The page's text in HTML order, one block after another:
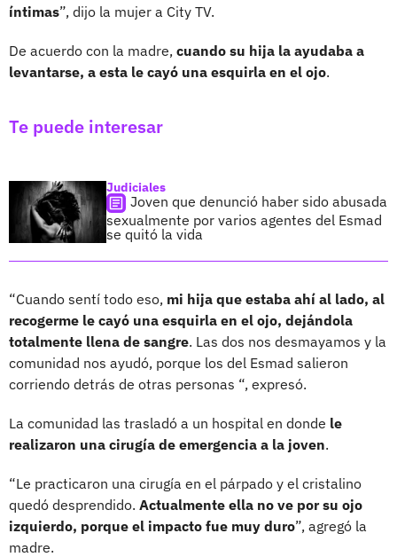
íntimas”, dijo la mujer a City TV.
De acuerdo con la madre, cuando su hija la ayudaba a
levantarse, a esta le cayó una esquirla en el ojo.
Te puede interesar
Judiciales
Joven que denunció haber sido abusada
sexualmente por varios agentes del Esmad
se quitó la vida
“Cuando sentí todo eso, mi hija que estaba ahí al lado, al
recogerme le cayó una esquirla en el ojo, dejándola
totalmente llena de sangre. Las dos nos desmayamos y la
comunidad nos ayudó, porque los del Esmad salieron
corriendo detrás de otras personas “, expresó.
La comunidad las trasladó a un hospital en donde le
realizaron una cirugía de emergencia a la joven.
“Le practicaron una cirugía en el párpado y el cristalino
quedó desprendido. Actualmente ella no ve por su ojo
izquierdo, porque el impacto fue muy duro”, agregó la
madre.